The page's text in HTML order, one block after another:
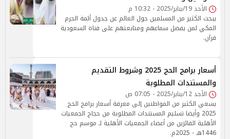
الأحد 19/يناير/2025 - 10:32 م
يبحث الكثير من المسلمين حول العالم عن جدول أئمة الحرم
المكي لمن يفضل سماعهم ومتابعتهم على قناة السعودية
قرآن.
أسعار برامج الحج 2025 وشروط التقديم
والمستندات المطلوبة
الأحد 12/يناير/2025 - 07:05 ص
يسعي الكثير من المواطنين إلى معرفة أسعار برامج الحج
2025 وأيضا تسليم المستندات المطلوبة من حجاج الجمعيات
الأهلية الفائزين من أعضاء الجمعيات الأهلية لـ موسم حج
1446هـ - 2025م.